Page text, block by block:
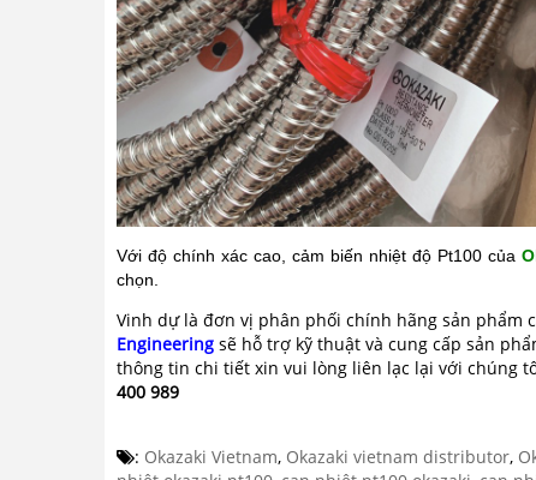
Với độ chính xác cao, cảm biến nhiệt độ Pt100 của
chọn.
Vinh dự là đơn vị phân phối chính hãng sản phẩm
Engineering sẽ hỗ trợ kỹ thuật và cung cấp sản
thông tin chi tiết xin vui lòng liên lạc lại với chúng
400 989
: Okazaki Vietnam, Okazaki vietnam distributor,